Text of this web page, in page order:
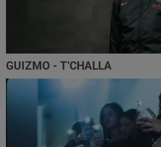
GUIZMO - T’CHALLA